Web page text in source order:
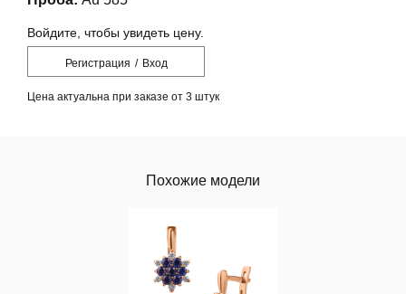
Войдите, чтобы увидеть цену.
Регистрация / Вход
Цена актуальна при заказе от 3 штук
Похожие модели